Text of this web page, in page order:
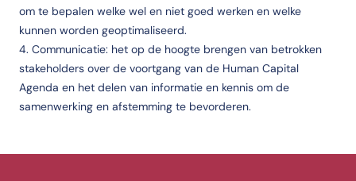
om te bepalen welke wel en niet goed werken en welke
kunnen worden geoptimaliseerd.
4. Communicatie: het op de hoogte brengen van betrokken
stakeholders over de voortgang van de Human Capital
Agenda en het delen van informatie en kennis om de
samenwerking en afstemming te bevorderen.